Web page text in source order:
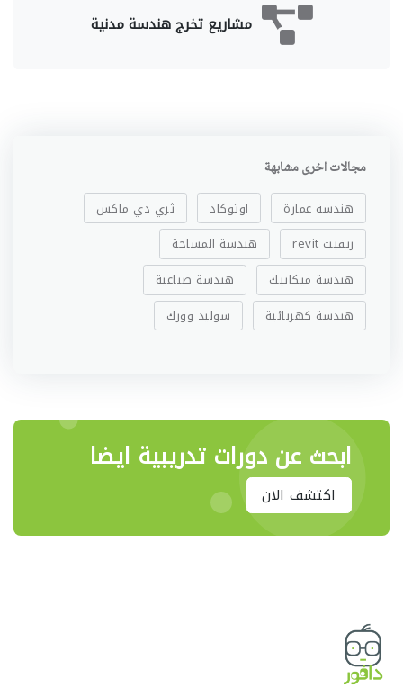
مشاريع تخرج هندسة مدنية
مجالات اخرى مشابهة
هندسة عمارة اوتوكاد
ثري دي ماكس
ريفيت revit
هندسة المساحة
هندسة ميكانيك
هندسة صناعية
هندسة كهربائية
سوليد وورك
ابحث عن دورات تدريبية ايضا
اكتشف الان